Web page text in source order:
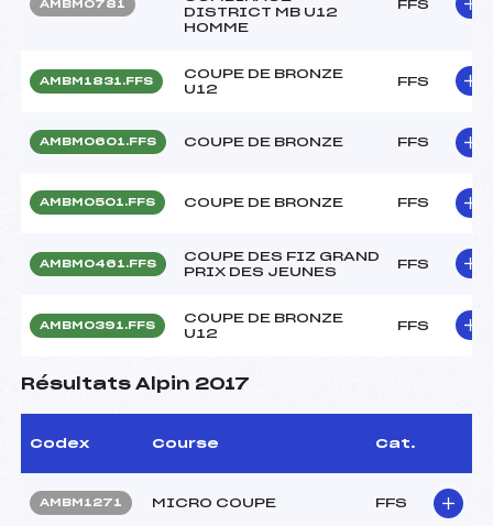
AMBM0781
DISTRICT MB U12
HOMME
FFS
AMBM1831.FFS
COUPE DE BRONZE
U12
FFS
AMBM0601.FFS COUPE DE BRONZE FFS
AMBM0501.FFS COUPE DE BRONZE FFS
AMBM0461.FFS
COUPE DES FIZ GRAND
PRIX DES JEUNES
FFS
AMBM0391.FFS
COUPE DE BRONZE
U12
FFS
Résultats Alpin 2017
Codex Course Cat.
AMBM1271 MICRO COUPE FFS